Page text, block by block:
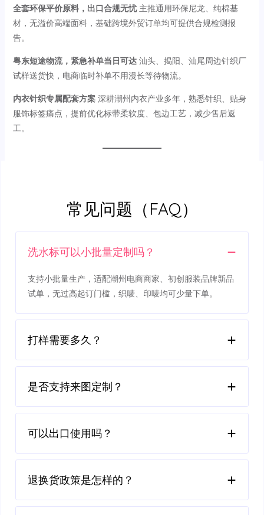
全套环保平价原料，出口合规无忧主推通用环保尼龙、纯棉基
材，无溢价高端面料，基础跨境外贸订单均可提供合规检测报
告。
粤东短途物流，紧急补单当日可达汕头、揭阳、汕尾周边针织厂
试样送货快，电商临时补单不用漫长等待物流。
内衣针织专属配套方案深耕潮州内衣产业多年，熟悉针织、贴身
服饰标签痛点，提前优化标带柔软度、包边工艺，减少售后返
工。
常见问题（FAQ）
洗水标可以小批量定制吗？
支持小批量生产，适配潮州电商商家、初创服装品牌新品
试单，无过高起订门槛，织唛、印唛均可少量下单。
打样需要多久？
是否支持来图定制？
可以出口使用吗？
退换货政策是怎样的？